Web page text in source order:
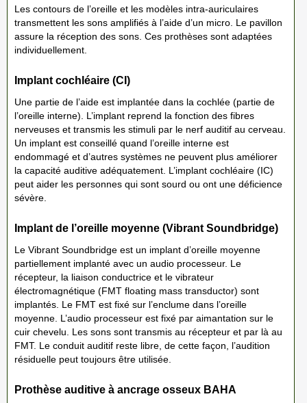
Les contours de l’oreille et les modèles intra-auriculaires
transmettent les sons amplifiés à l’aide d’un micro. Le pavillon
assure la réception des sons. Ces prothèses sont adaptées
individuellement.
Implant cochléaire (CI)
Une partie de l’aide est implantée dans la cochlée (partie de
l’oreille interne). L’implant reprend la fonction des fibres
nerveuses et transmis les stimuli par le nerf auditif au cerveau.
Un implant est conseillé quand l’oreille interne est
endommagé et d’autres systèmes ne peuvent plus améliorer
la capacité auditive adéquatement. L’implant cochléaire (IC)
peut aider les personnes qui sont sourd ou ont une déficience
sévère.
Implant de l’oreille moyenne (Vibrant Soundbridge)
Le Vibrant Soundbridge est un implant d’oreille moyenne
partiellement implanté avec un audio processeur. Le
récepteur, la liaison conductrice et le vibrateur
électromagnétique (FMT floating mass transductor) sont
implantés. Le FMT est fixé sur l’enclume dans l’oreille
moyenne. L’audio processeur est fixé par aimantation sur le
cuir chevelu. Les sons sont transmis au récepteur et par là au
FMT. Le conduit auditif reste libre, de cette façon, l’audition
résiduelle peut toujours être utilisée.
Prothèse auditive à ancrage osseux BAHA